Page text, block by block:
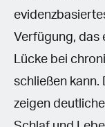
Verfügung, das
Lücke bei
schließen kann.
zeigen